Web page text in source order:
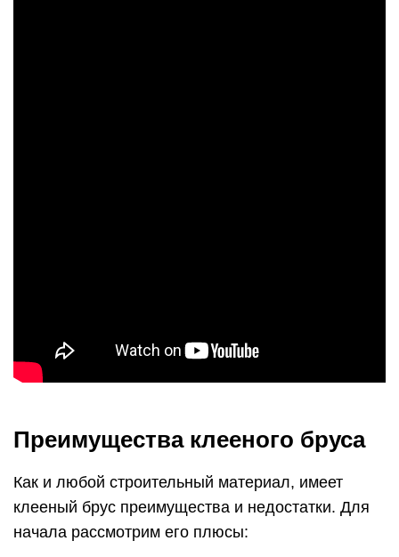
Преимущества клееного бруса
Как и любой строительный материал, имеет
клееный брус преимущества и недостатки. Для
начала рассмотрим его плюсы: